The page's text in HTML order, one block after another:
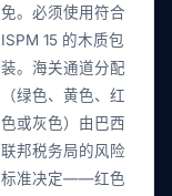
免。必须使用符合
ISPM 15 的木质包
装。海关通道分配
（绿色、黄色、红
色或灰色）由巴西
联邦税务局的风险
标准决定——红色